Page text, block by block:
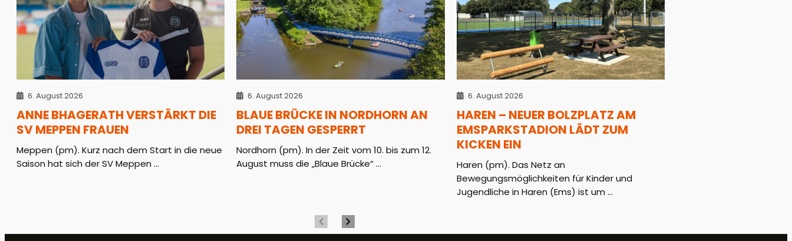
6. August 2026
ANNE BHAGERATH VERSTÄRKT DIE
SV MEPPEN FRAUEN
Meppen (pm). Kurz nach dem Start in die neue
Saison hat sich der SV Meppen ...
6. August 2026
BLAUE BRÜCKE IN NORDHORN AN
DREI TAGEN GESPERRT
Nordhorn (pm). In der Zeit vom 10. bis zum 12.
August muss die „Blaue Brücke“ ...
6. August 2026
HAREN – NEUER BOLZPLATZ AM
EMSPARKSTADION LÄDT ZUM
KICKEN EIN
Haren (pm). Das Netz an
Bewegungsmöglichkeiten für Kinder und
Jugendliche in Haren (Ems) ist um ...